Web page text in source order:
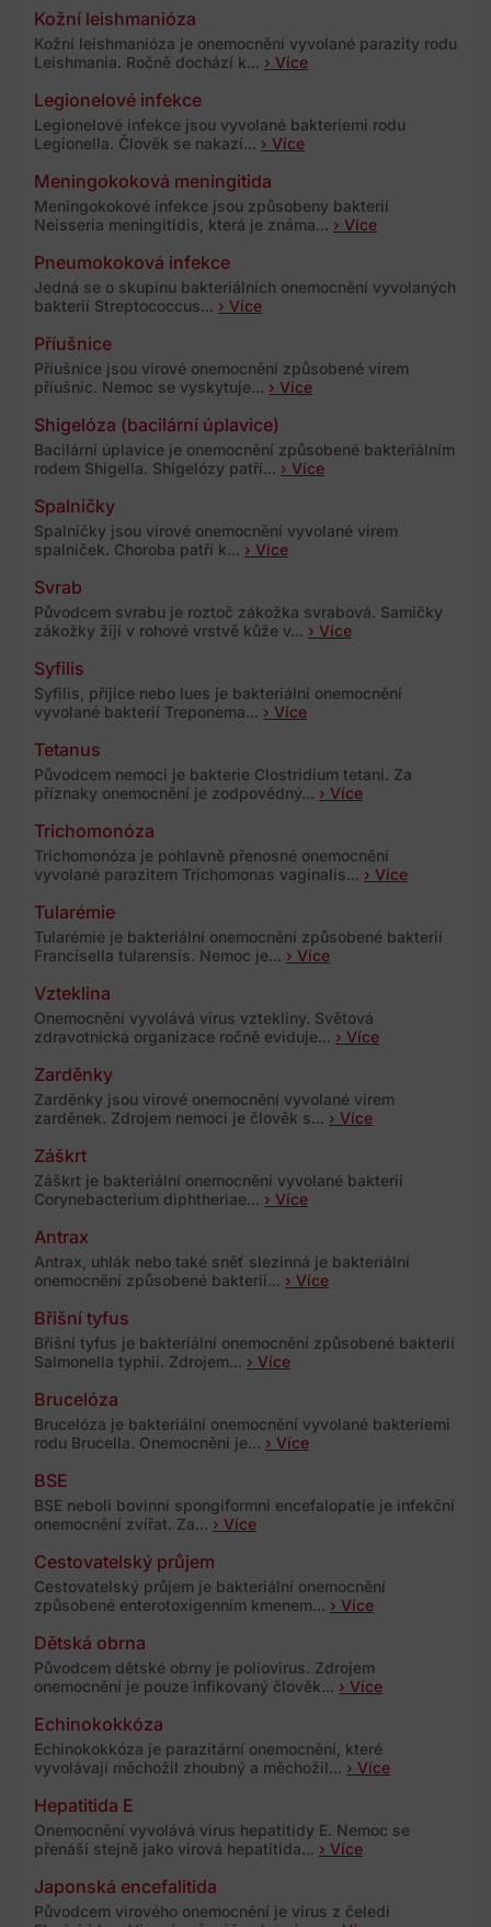
Kožní leishmanióza
Kožní leishmanióza je onemocnění vyvolané parazity rodu
Leishmania. Ročně dochází k... › Více
Legionelové infekce
Legionelové infekce jsou vyvolané bakteriemi rodu
Legionella. Člověk se nakazí... › Více
Meningokoková meningitida
Meningokokové infekce jsou způsobeny bakterií
Neisseria meningitidis, která je známa... › Více
Pneumokoková infekce
Jedná se o skupinu bakteriálních onemocnění vyvolaných
bakterií Streptococcus... › Více
Příušnice
Příušnice jsou virové onemocnění způsobené virem
příušnic. Nemoc se vyskytuje... › Více
Shigelóza (bacilární úplavice)
Bacilární úplavice je onemocnění způsobené bakteriálním
rodem Shigella. Shigelózy patří... › Více
Spalničky
Spalničky jsou virové onemocnění vyvolané virem
spalniček. Choroba patří k... › Více
Svrab
Původcem svrabu je roztoč zákožka svrabová. Samičky
zákožky žijí v rohové vrstvě kůže v... › Více
Syfilis
Syfilis, příjice nebo lues je bakteriální onemocnění
vyvolané bakterií Treponema... › Více
Tetanus
Původcem nemoci je bakterie Clostridium tetani. Za
příznaky onemocnění je zodpovědný... › Více
Trichomonóza
Trichomonóza je pohlavně přenosné onemocnění
vyvolané parazitem Trichomonas vaginalis... › Více
Tularémie
Tularémie je bakteriální onemocnění způsobené bakterií
Francisella tularensis. Nemoc je... › Více
Vzteklina
Onemocnění vyvolává virus vztekliny. Světová
zdravotnická organizace ročně eviduje... › Více
Zarděnky
Zarděnky jsou virové onemocnění vyvolané virem
zarděnek. Zdrojem nemoci je člověk s... › Více
Záškrt
Záškrt je bakteriální onemocnění vyvolané bakterií
Corynebacterium diphtheriae... › Více
Antrax
Antrax, uhlák nebo také sněť slezinná je bakteriální
onemocnění způsobené bakterií... › Více
Břišní tyfus
Břišní tyfus je bakteriální onemocnění způsobené bakterií
Salmonella typhii. Zdrojem... › Více
Brucelóza
Brucelóza je bakteriální onemocnění vyvolané bakteriemi
rodu Brucella. Onemocnění je... › Více
BSE
BSE neboli bovinní spongiformní encefalopatie je infekční
onemocnění zvířat. Za... › Více
Cestovatelský průjem
Cestovatelský průjem je bakteriální onemocnění
způsobené enterotoxigenním kmenem... › Více
Dětská obrna
Původcem dětské obrny je poliovirus. Zdrojem
onemocnění je pouze infikovaný člověk... › Více
Echinokokkóza
Echinokokkóza je parazitární onemocnění, které
vyvolávají měchožil zhoubný a měchožil... › Více
Hepatitida E
Onemocnění vyvolává virus hepatitidy E. Nemoc se
přenáší stejně jako virová hepatitida... › Více
Japonská encefalitida
Původcem virového onemocnění je virus z čeledi